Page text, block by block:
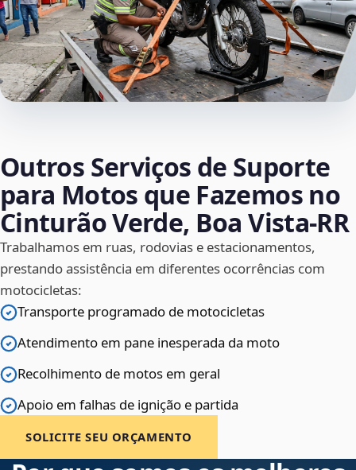
Outros Serviços de Suporte
para Motos que Fazemos no
Cinturão Verde, Boa Vista‑RR
Trabalhamos em ruas, rodovias e estacionamentos,
prestando assistência em diferentes ocorrências com
motocicletas:
Transporte programado de motocicletas
Atendimento em pane inesperada da moto
Recolhimento de motos em geral
Apoio em falhas de ignição e partida
SOLICITE SEU ORÇAMENTO